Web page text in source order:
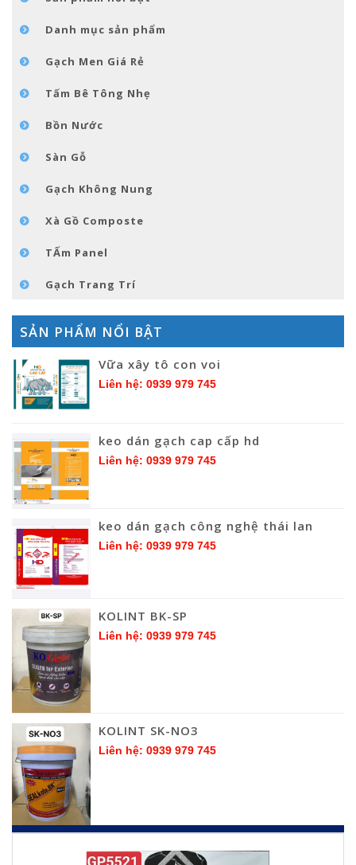
LIÊN HỆDanh mục sản phẩm
Gạch Men Giá Rẻ
Tấm Bê Tông Nhẹ
Bồn Nước
Sàn Gỗ
Gạch Không Nung
Xà Gồ Composte
TẤm Panel
Gạch Trang Trí
SẢN PHẨM NỔI BẬT
Vữa xây tô con voi
Liên hệ: 0939 979 745
keo dán gạch cap cấp hd
Liên hệ: 0939 979 745
keo dán gạch công nghệ thái lan
Liên hệ: 0939 979 745
KOLINT BK-SP
Liên hệ: 0939 979 745
KOLINT SK-NO3
Liên hệ: 0939 979 745